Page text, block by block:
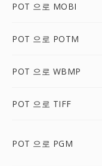
POT 으로 MOBI
POT 으로 POTM
POT 으로 WBMP
POT 으로 TIFF
POT 으로 PGM